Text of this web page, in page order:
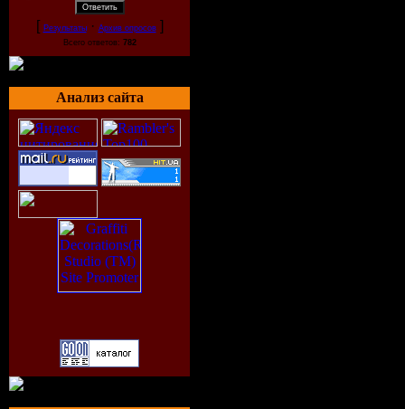
[ Результаты· Архив опросов]
Всего ответов: 782
Анализ сайта